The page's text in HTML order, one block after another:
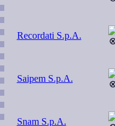
Recordati S.p.A.
Saipem S.p.A.
Snam S.p.A.